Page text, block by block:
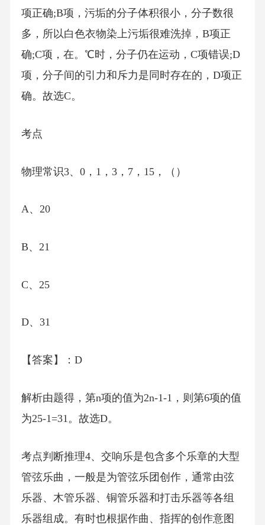
项正确;B项，污垢的分子体积很小，分子数很
多，所以白色衣物染上污垢很难洗掉，B项正
确;C项，在。℃时，分子仍在运动，C项错误;D
项，分子间的引力和斥力是同时存在的，D项正
确。故选C。
考点
物理常识3、0，1，3，7，15，（）
A、20
B、21
C、25
D、31
【答案】：D
解析由题得，第n项的值为2n-1-1，则第6项的值
为25-1=31。故选D。
考点判断推理4、交响乐是包含多个乐章的大型
管弦乐曲，一般是为管弦乐团创作，通常由弦
乐器、木管乐器、铜管乐器和打击乐器等各组
乐器组成。有时也根据作曲、指挥的创作意图